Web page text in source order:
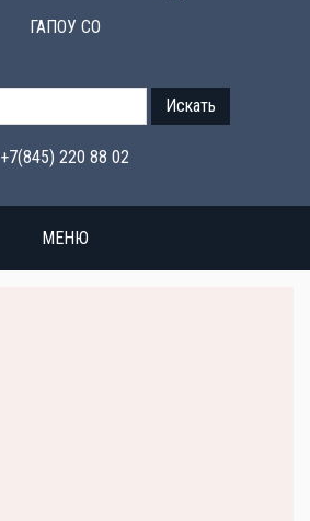
ГАПОУ СО
Искать
+7(845) 220 88 02
МЕНЮ